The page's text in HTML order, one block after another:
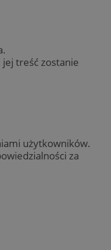
treść zostanie
użytkowników.
za